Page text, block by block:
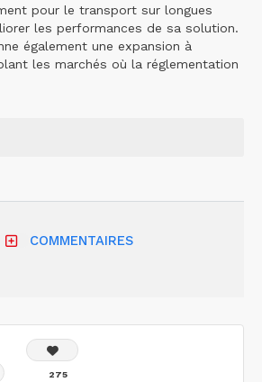
pour le transport sur longues
les performances de sa solution.
également une expansion à
les marchés où la réglementation
COMMENTAIRES
275